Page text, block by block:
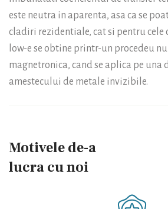
este neutra in aparenta, asa ca se
cladiri rezidentiale, cat si pentru cele
low-e se obtine printr-un procedeu
magnetronica, cand se aplica pe una
amestecului de metale invizibile.
Motivele de-a
lucra cu noi